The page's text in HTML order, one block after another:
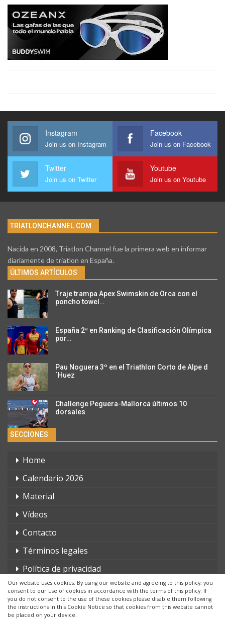
Our website uses cookies. By using our website and agreeing to this policy, you
consent to our use of cookies in accordance with the terms of this policy. If
you do not consent to the use of these cookies please disable them following
the instructions in this Cookie Notice so that cookies from this website cannot
be placed on your device.
Instagram
Join us on Instagram
Facebook
Join us on Facebook
Twitter
Join us on Twitter
Youtube
Join us on Youtube
TRIATLONCHANNEL.COM
Nacida en 2008, Triatlon Channel fue la primera web en informar
diariamente de triatlon en España.
ÚLTIMOS ARTÍCULOS
Traje trampa Apex Swimskin de Orca con el
poncho towel…
España 2ª en Ranking de Clasificación Olímpica
por…
Pau Noguera 3º en el Triathlon Corto de Alpe d
´Huez
Challenge Peguera-Mallorca últimos 10
dorsales
SECCIONES
Home
Calendario 2026
Material
Vídeos
Contacto
Términos legales
Política de privacidad
© 2026 - triatlonchannel.com. Todos los derechos reservados.